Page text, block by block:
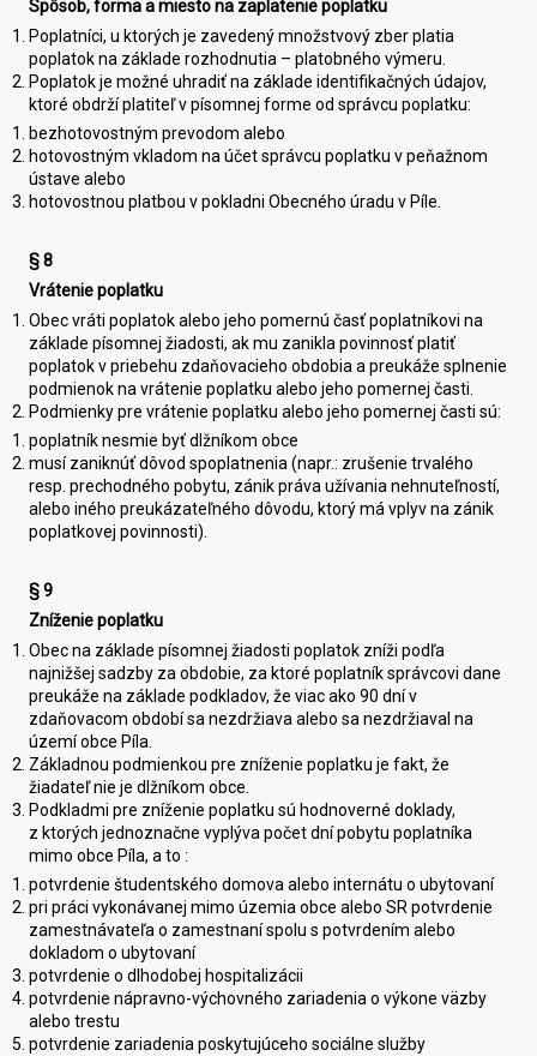
Spôsob, forma a miesto na zaplatenie poplatku
Poplatníci, u ktorých je zavedený množstvový zber platia
poplatok na základe rozhodnutia – platobného výmeru.
Poplatok je možné uhradiť na základe identifikačných údajov,
ktoré obdrží platiteľ v písomnej forme od správcu poplatku:
bezhotovostným prevodom alebo
hotovostným vkladom na účet správcu poplatku v peňažnom
ústave alebo
hotovostnou platbou v pokladni Obecného úradu v Píle.
§ 8
Vrátenie poplatku
Obec vráti poplatok alebo jeho pomernú časť poplatníkovi na
základe písomnej žiadosti, ak mu zanikla povinnosť platiť
poplatok v priebehu zdaňovacieho obdobia a preukáže splnenie
podmienok na vrátenie poplatku alebo jeho pomernej časti.
Podmienky pre vrátenie poplatku alebo jeho pomernej časti sú:
poplatník nesmie byť dlžníkom obce
musí zaniknúť dôvod spoplatnenia (napr.: zrušenie trvalého
resp. prechodného pobytu, zánik práva užívania nehnuteľností,
alebo iného preukázateľného dôvodu, ktorý má vplyv na zánik
poplatkovej povinnosti).
§ 9
Zníženie poplatku
Obec na základe písomnej žiadosti poplatok zníži podľa
najnižšej sadzby za obdobie, za ktoré poplatník správcovi dane
preukáže na základe podkladov, že viac ako 90 dní v
zdaňovacom období sa nezdržiava alebo sa nezdržiaval na
území obce Píla.
Základnou podmienkou pre zníženie poplatku je fakt, že
žiadateľ nie je dlžníkom obce.
Podkladmi pre zníženie poplatku sú hodnoverné doklady,
z ktorých jednoznačne vyplýva počet dní pobytu poplatníka
mimo obce Píla, a to :
potvrdenie študentského domova alebo internátu o ubytovaní
pri práci vykonávanej mimo územia obce alebo SR potvrdenie
zamestnávateľa o zamestnaní spolu s potvrdením alebo
dokladom o ubytovaní
potvrdenie o dlhodobej hospitalizácii
potvrdenie nápravno-výchovného zariadenia o výkone väzby
alebo trestu
potvrdenie zariadenia poskytujúceho sociálne služby